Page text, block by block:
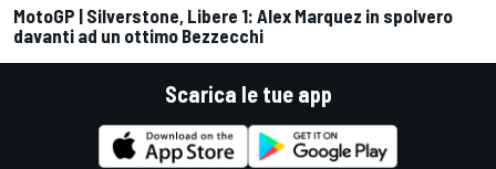
MotoGP | Silverstone, Libere 1: Alex Marquez in spolvero
davanti ad un ottimo Bezzecchi
Scarica le tue app